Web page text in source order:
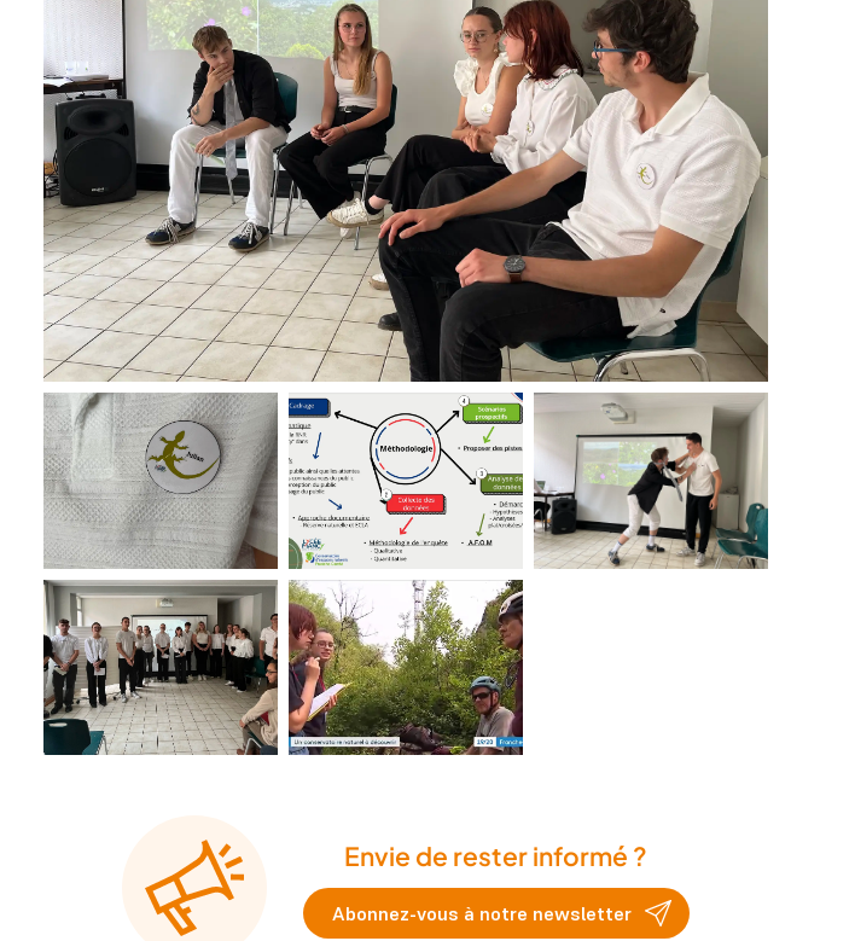
Envie de rester informé ?
Abonnez-vous à notre newsletter